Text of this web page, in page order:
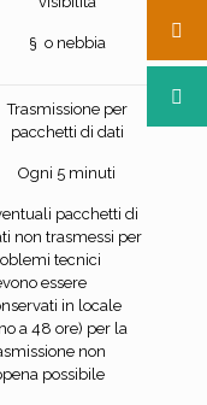
§ o nebbia
Trasmissione per
pacchetti di dati
Ogni 5 minuti
pacchetti di
non trasmessi per
tecnici
essere
in locale
a 48 ore) per la
non
possibile